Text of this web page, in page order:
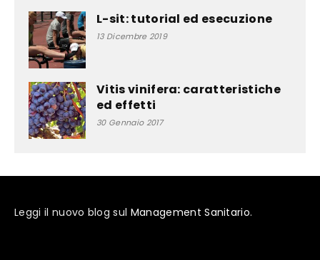
L-sit: tutorial ed esecuzione
13 Dicembre 2019
Vitis vinifera: caratteristiche
ed effetti
30 Gennaio 2017
Leggi il nuovo blog sul Management Sanitario.